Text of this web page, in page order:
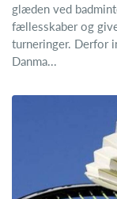
glæden ved
fællesskaber og
turneringer. Derfor
Danma...